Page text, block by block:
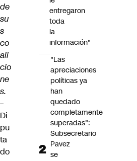
de
su
s
co
ali
cio
ne
s.
–
Di
pu
ta
do
entregaron
toda
la
información"
"Las
apreciaciones
políticas ya
han
quedado
completamente
superadas":
Subsecretario
Pavez
se